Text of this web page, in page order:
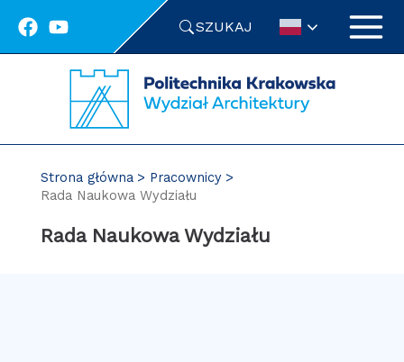
SZUKAJ
Strona główna
Pracownicy
Rada Naukowa Wydziału
Rada Naukowa Wydziału